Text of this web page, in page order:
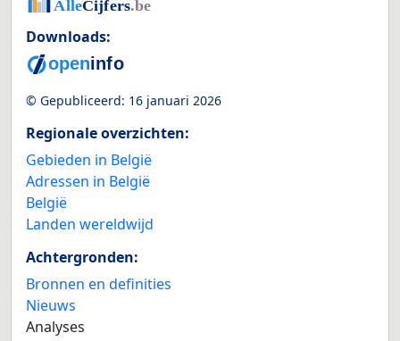
Downloads:
© Gepubliceerd: 16 januari 2026
Regionale overzichten:
Gebieden in België
Adressen in België
België
Landen wereldwijd
Achtergronden:
Bronnen en definities
Nieuws
Analyses